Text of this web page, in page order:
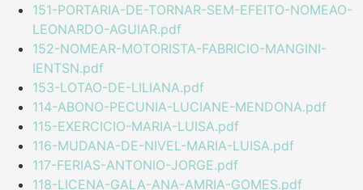
151-PORTARIA-DE-TORNAR-SEM-EFEITO-NOMEAO-
LEONARDO-AGUIAR.pdf
152-NOMEAR-MOTORISTA-FABRICIO-MANGINI-
IENTSN.pdf
153-LOTAO-DE-LILIANA.pdf
114-ABONO-PECUNIA-LUCIANE-MENDONA.pdf
115-EXERCICIO-MARIA-LUISA.pdf
116-MUDANA-DE-NIVEL-MARIA-LUISA.pdf
117-FERIAS-ANTONIO-JORGE.pdf
118-LICENA-GALA-ANA-AMRIA-GOMES.pdf